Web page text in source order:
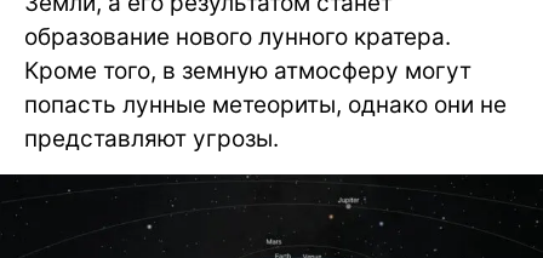
образование нового лунного кратера.
Кроме того, в земную атмосферу могут
попасть лунные метеориты, однако они не
представляют угрозы.